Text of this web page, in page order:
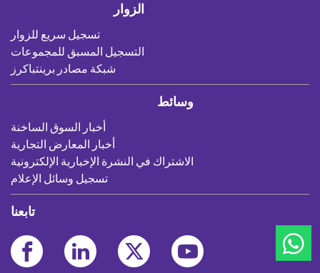
الزوار
تسجيل سريع للزوار
التسجيل المسبق للمجموعات
شبكة مصادر برينتباكرز
وسائط
أخبار السوق الساخنة
أخبار المعارض التجارية
الاشتراك في النشرة الإخبارية الإلكترونية
تسجيل وسائل الإعلام
تابعنا